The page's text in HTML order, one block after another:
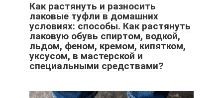
Как растянуть и разносить
лаковые туфли в домашних
условиях: способы. Как растянуть
лаковую обувь спиртом, водкой,
льдом, феном, кремом, кипятком,
уксусом, в мастерской и
специальными средствами?